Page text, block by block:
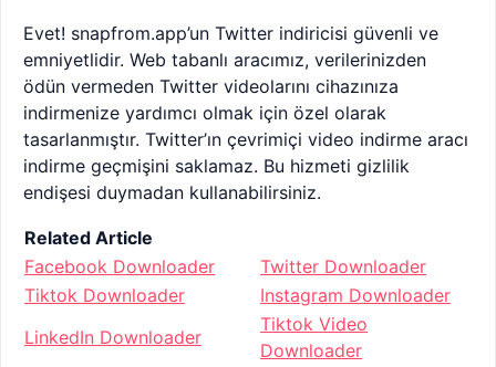
Evet! snapfrom.app’un Twitter indiricisi güvenli ve
emniyetlidir. Web tabanlı aracımız, verilerinizden
ödün vermeden Twitter videolarını cihazınıza
indirmenize yardımcı olmak için özel olarak
tasarlanmıştır. Twitter’ın çevrimiçi video indirme aracı
indirme geçmişini saklamaz. Bu hizmeti gizlilik
endişesi duymadan kullanabilirsiniz.
Related Article
Facebook Downloader
Twitter Downloader
Tiktok Downloader
Instagram Downloader
LinkedIn Downloader
Tiktok Video
Downloader